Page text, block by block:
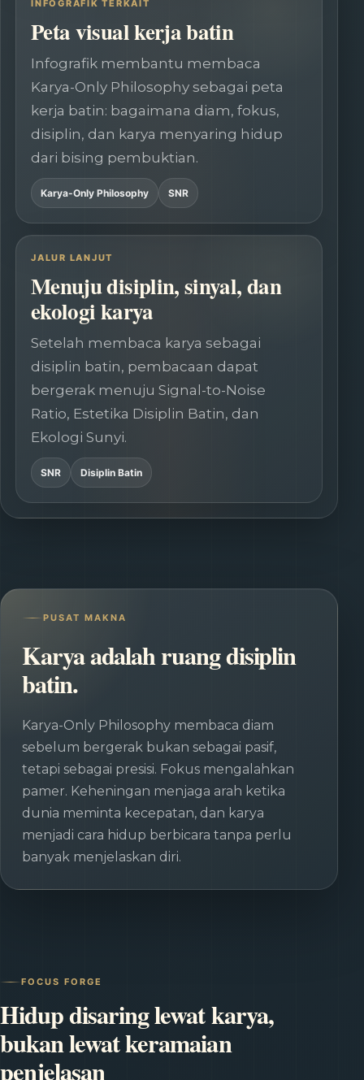
INFOGRAFIK TERKAIT
Peta visual kerja batin
Infografik membantu membaca
Karya-Only Philosophy sebagai peta
kerja batin: bagaimana diam, fokus,
disiplin, dan karya menyaring hidup
dari bising pembuktian.
Karya-Only Philosophy SNR
JALUR LANJUT
Menuju disiplin, sinyal, dan
ekologi karya
Setelah membaca karya sebagai
disiplin batin, pembacaan dapat
bergerak menuju Signal-to-Noise
Ratio, Estetika Disiplin Batin, dan
Ekologi Sunyi.
SNR Disiplin Batin
PUSAT MAKNA
Karya adalah ruang disiplin
batin.
Karya-Only Philosophy membaca diam
sebelum bergerak bukan sebagai pasif,
tetapi sebagai presisi. Fokus mengalahkan
pamer. Keheningan menjaga arah ketika
dunia meminta kecepatan, dan karya
menjadi cara hidup berbicara tanpa perlu
banyak menjelaskan diri.
FOCUS FORGE
Hidup disaring lewat karya,
bukan lewat keramaian
penjelasan